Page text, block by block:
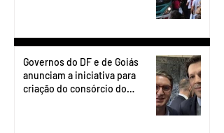
Governos do DF e de Goiás
anunciam a iniciativa para
criação do consórcio do